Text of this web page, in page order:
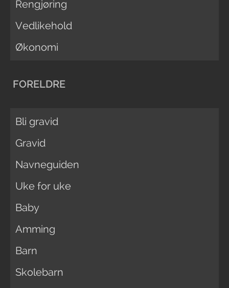
Rengjøring
Vedlikehold
Økonomi
FORELDRE
Bli gravid
Gravid
Navneguiden
Uke for uke
Baby
Amming
Barn
Skolebarn